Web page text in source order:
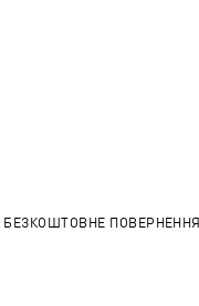
БЕЗКОШТОВНЕ ПОВЕРНЕННЯ